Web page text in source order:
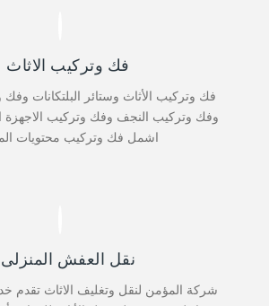
فك وتركيب الاثاث
فك وتركيب الأثاث وستائر البلتكانات
وفك وتركيب النجف وفك وتركيب الاجهزة
اشمل فك وتركيب محتويات
نقل العفش المنزلى
شركة المؤمن لنقل وتغليف الاثاث تقدم